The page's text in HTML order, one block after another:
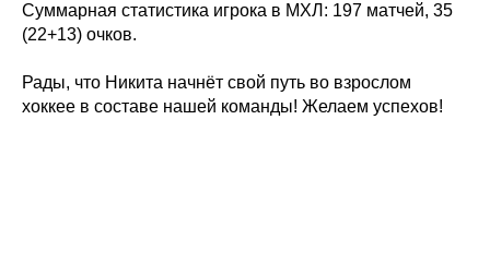
Суммарная статистика игрока в МХЛ: 197 матчей, 35
(22+13) очков.
Рады, что Никита начнёт свой путь во взрослом
хоккее в составе нашей команды! Желаем успехов!